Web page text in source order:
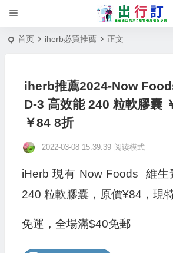
首页 iherb必買推薦 正文
iherb推薦2024-Now
D-3 高效能 240 粒軟膠囊
￥84 8折
2022-03-08 15:39:39 阅读模式
iHerb 現有 Now Foods 維生
240 粒軟膠囊，原價¥84，現
免運，全場滿$40免郵